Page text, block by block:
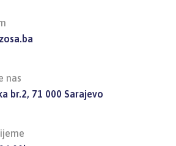
nas
br.2, 71 000 Sarajevo